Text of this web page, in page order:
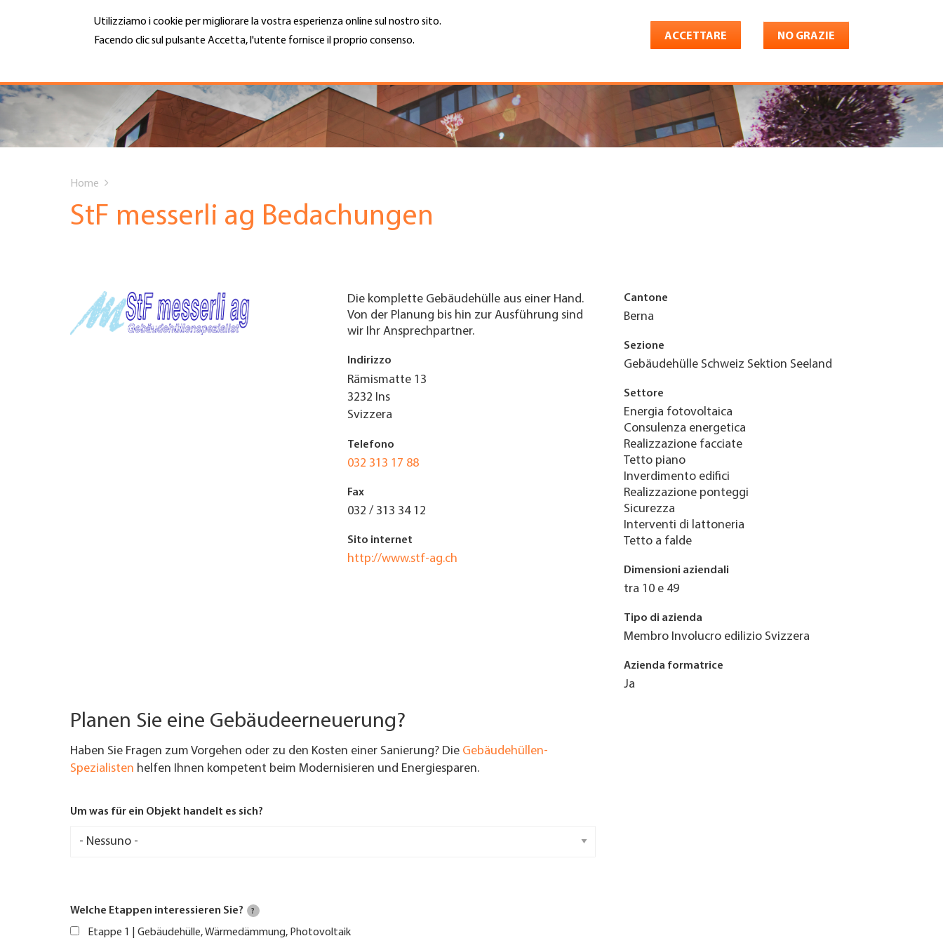
Utilizziamo i cookie per migliorare la vostra esperienza online sul nostro sito.
Facendo clic sul pulsante Accetta, l'utente fornisce il proprio consenso.
ACCETTARE NO GRAZIE
Hauptnavigation
CHI SIAMO
SERVIZI
DATE EVENTI
CARRIERA E LAVORO
MENU Cerca
Top
Menu
are
Home
StF messerli ag Bedachungen
Die komplette Gebäudehülle aus einer Hand.
Von der Planung bis hin zur Ausführung sind
wir Ihr Ansprechpartner.
Indirizzo
Rämismatte 13
3232 Ins
Svizzera
Telefono
032 313 17 88
Fax
032 / 313 34 12
Sito internet
http://www.stf-ag.ch
Cantone
Berna
Sezione
Gebäudehülle Schweiz Sektion Seeland
Settore
Energia fotovoltaica
Consulenza energetica
Realizzazione facciate
Tetto piano
Inverdimento edifici
Realizzazione ponteggi
Sicurezza
Interventi di lattoneria
Tetto a falde
Dimensioni aziendali
tra 10 e 49
Tipo di azienda
Membro Involucro edilizio Svizzera
Azienda formatrice
Ja
Planen Sie eine Gebäudeerneuerung?
Haben Sie Fragen zum Vorgehen oder zu den Kosten einer Sanierung? Die Gebäudehüllen-
Spezialisten helfen Ihnen kompetent beim Modernisieren und Energiesparen.
Um was für ein Objekt handelt es sich?
Welche Etappen interessieren Sie? ?
Etappe 1 | Gebäudehülle, Wärmedämmung, Photovoltaik